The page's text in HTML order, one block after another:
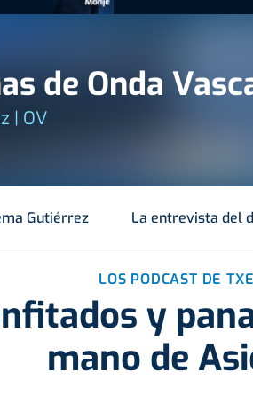
de Onda
| OV
Gutiérrez La entrevista del
LOS PODCAST DE
y
mano de